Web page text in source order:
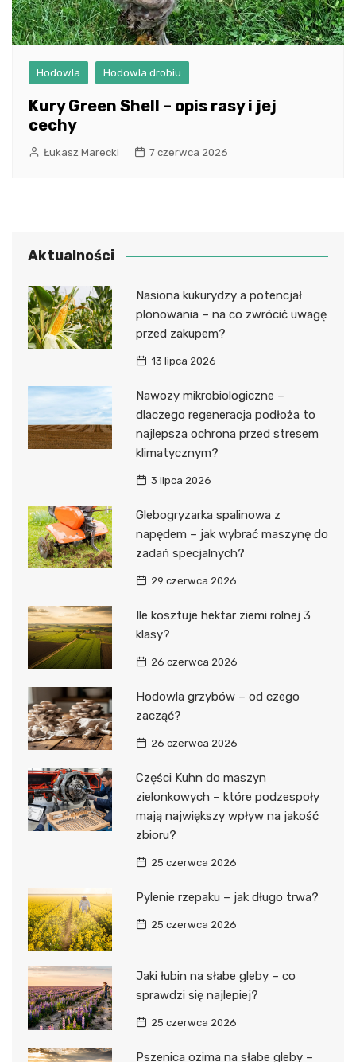
Hodowla Hodowla drobiu
Kury Green Shell – opis rasy i jej
cechy
Łukasz Marecki 7 czerwca 2026
Aktualności
Nasiona kukurydzy a potencjał
plonowania – na co zwrócić uwagę
przed zakupem?
13 lipca 2026
Nawozy mikrobiologiczne –
dlaczego regeneracja podłoża to
najlepsza ochrona przed stresem
klimatycznym?
3 lipca 2026
Glebogryzarka spalinowa z
napędem – jak wybrać maszynę do
zadań specjalnych?
29 czerwca 2026
Ile kosztuje hektar ziemi rolnej 3
klasy?
26 czerwca 2026
Hodowla grzybów – od czego
zacząć?
26 czerwca 2026
Części Kuhn do maszyn
zielonkowych – które podzespoły
mają największy wpływ na jakość
zbioru?
25 czerwca 2026
Pylenie rzepaku – jak długo trwa?
25 czerwca 2026
Jaki łubin na słabe gleby – co
sprawdzi się najlepiej?
25 czerwca 2026
Pszenica ozima na słabe gleby –